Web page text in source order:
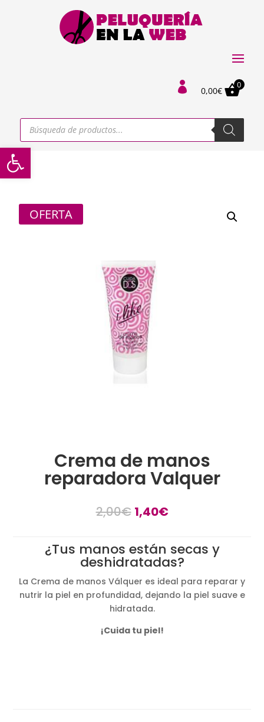
Abrir barra de herramientas
 0,00€
0
Búsqueda
productos
OFERTA
Crema de manos
reparadora Valquer
2,00€ El
era:
2,00€.
1,40€El
es:
1,40€.
¿Tus manos están secas y
deshidratadas?
La Crema de manos Válquer es ideal para reparar y
nutrir la piel en profundidad, dejando la piel suave e
hidratada.
¡Cuida tu piel!